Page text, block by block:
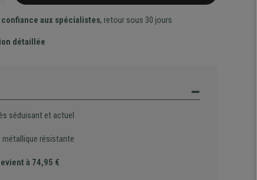
confiance aux spécialistes, retour sous 30 jours
détaillée
séduisant et actuel
métallique résistante
à 74,95 €